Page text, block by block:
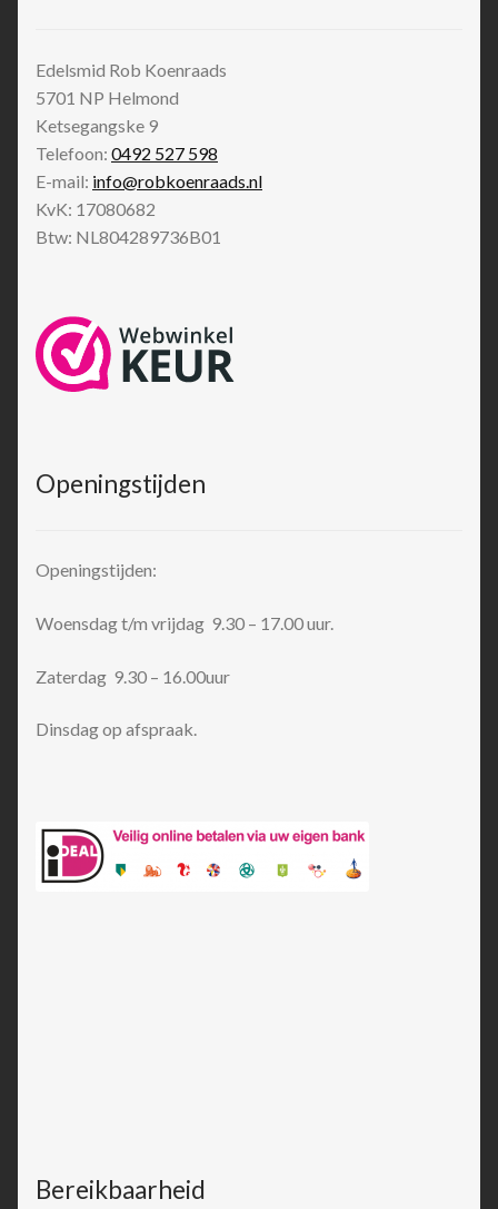
Edelsmid Rob Koenraads
5701 NP Helmond
Ketsegangske 9
Telefoon: 0492 527 598
E-mail: info@robkoenraads.nl
KvK: 17080682
Btw: NL804289736B01
Openingstijden
Openingstijden:
Woensdag t/m vrijdag 9.30 – 17.00 uur.
Zaterdag 9.30 – 16.00uur
Dinsdag op afspraak.
Bereikbaarheid